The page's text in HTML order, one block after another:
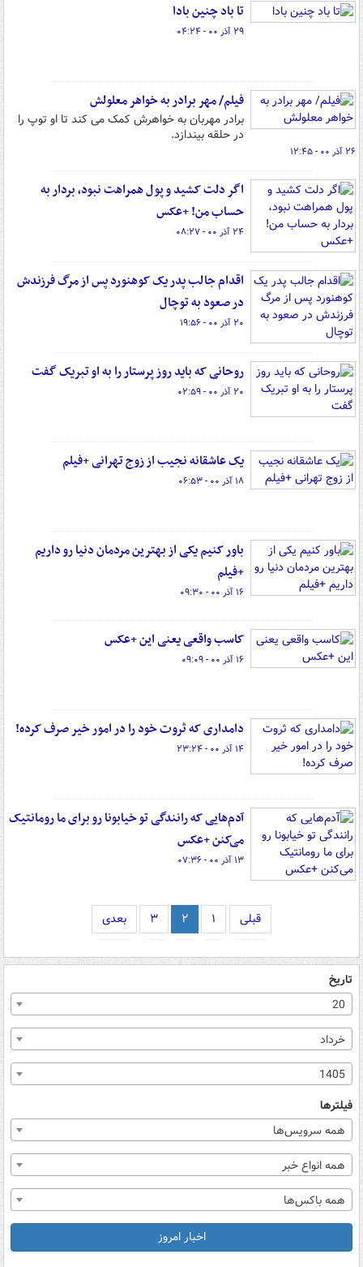
تا باد چنین بادا
۲۹ آذر ۰۰ - ۰۴:۲۴
فیلم/ مهر برادر به خواهر معلولش
برادر مهربان به خواهرش کمک می کند تا او توپ را
در حلقه بیندازد.
۲۶ آذر ۰۰ - ۱۲:۴۵
اگر دلت کشید و پول همراهت نبود، بردار به
حساب من! +عکس
۲۴ آذر ۰۰ - ۰۸:۲۷
اقدام جالب پدر یک کوهنورد پس از مرگ فرزندش
در صعود به توچال
۲۰ آذر ۰۰ - ۱۹:۵۶
روحانی که باید روز پرستار را به او تبریک گفت
۲۰ آذر ۰۰ - ۰۲:۵۹
یک عاشقانه نجیب از زوج تهرانی +فیلم
۱۸ آذر ۰۰ - ۰۶:۵۳
باور کنیم یکی از بهترین مردمان دنیا رو داریم
+فیلم
۱۶ آذر ۰۰ - ۰۹:۳۰
کاسب واقعی یعنی این +عکس
۱۶ آذر ۰۰ - ۰۹:۰۹
دامداری که ثروت خود را در امور خیر صرف کرده!
۱۴ آذر ۰۰ - ۲۳:۲۴
آدم‌هایی که رانندگی تو خیابونا رو برای ما رومانتیک
می‌کنن +عکس
۱۳ آذر ۰۰ - ۰۷:۳۶
قبلی ۱ ۲ ۳ بعدی
تاریخ
20
خرداد
1405
فیلترها
همه سرویس‌ها
همه انواع خبر
همه باکس‌ها
اخبار امروز